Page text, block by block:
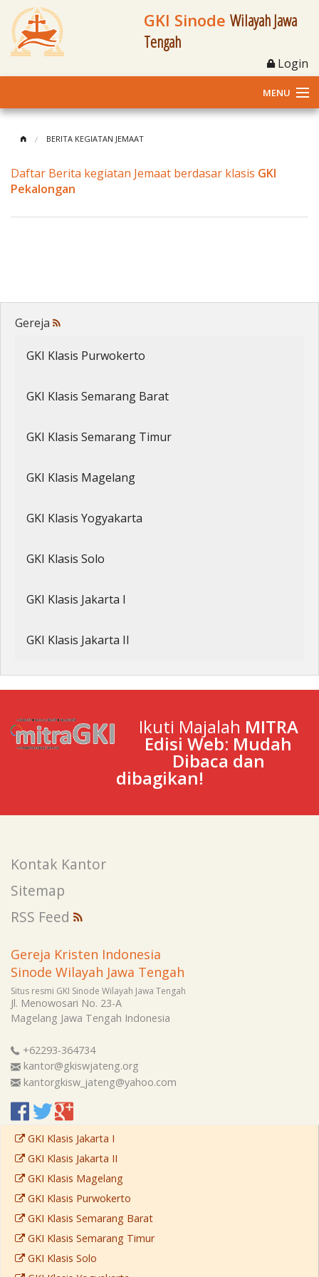
GKI Sinode Wilayah Jawa
Tengah
Login
MENU
Klasis dan Jemaat
Penerbitan
BERITA KEGIATAN JEMAAT
Daftar Berita kegiatan Jemaat berdasar klasis GKI
Pekalongan
Gereja
GKI Klasis Purwokerto
GKI Klasis Semarang Barat
GKI Klasis Semarang Timur
GKI Klasis Magelang
GKI Klasis Yogyakarta
GKI Klasis Solo
GKI Klasis Jakarta I
GKI Klasis Jakarta II
Ikuti Majalah MITRA
Edisi Web: Mudah
Dibaca dan
dibagikan!
Kontak Kantor
Sitemap
RSS Feed
Gereja Kristen Indonesia
Sinode Wilayah Jawa Tengah
Situs resmi GKI Sinode Wilayah Jawa Tengah
Jl. Menowosari No. 23-A
Magelang Jawa Tengah Indonesia
+62293-364734
kantor@gkiswjateng.org
kantorgkisw_jateng@yahoo.com
GKI Klasis Jakarta I
GKI Klasis Jakarta II
GKI Klasis Magelang
GKI Klasis Purwokerto
GKI Klasis Semarang Barat
GKI Klasis Semarang Timur
GKI Klasis Solo